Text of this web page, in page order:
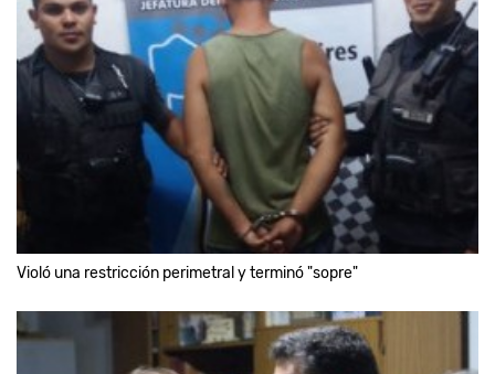
Violó una restricción perimetral y terminó "sopre"